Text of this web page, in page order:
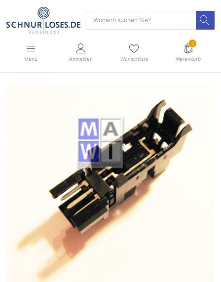
Menü Anmelden Wunschliste
2
Warenkorb